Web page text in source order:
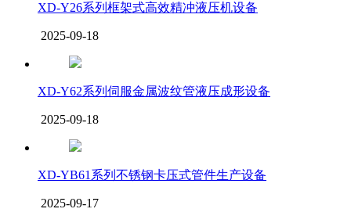
XD-Y26系列框架式高效精冲液压机设备
2025-09-18
XD-Y62系列伺服金属波纹管液压成形设备
2025-09-18
XD-YB61系列不锈钢卡压式管件生产设备
2025-09-17